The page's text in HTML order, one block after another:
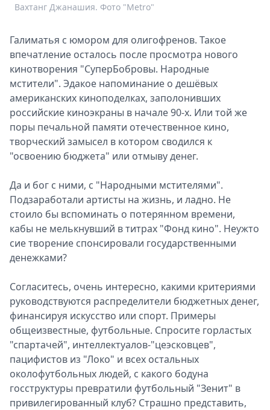
Спецпроекты
Выборы
2026
Скачай
Metro
Вахтанг Джанашия. Фото "Metro"
Галиматья с юмором для олигофренов. Такое
впечатление осталось после просмотра нового
кинотворения "СуперБобровы. Народные
мстители". Эдакое напоминание о дешёвых
американских киноподелках, заполонивших
российские киноэкраны в начале 90-х. Или той же
поры печальной памяти отечественное кино,
творческий замысел в котором сводился к
"освоению бюджета" или отмыву денег.
Да и бог с ними, с "Народными мстителями".
Подзаработали артисты на жизнь, и ладно. Не
стоило бы вспоминать о потерянном времени,
кабы не мелькнувший в титрах "Фонд кино". Неужто
сие творение спонсировали государственными
денежками?
Согласитесь, очень интересно, какими критериями
руководствуются распределители бюджетных денег,
финансируя искусство или спорт. Примеры
общеизвестные, футбольные. Спросите горластых
"спартачей", интеллектуалов-"цеэсковцев",
пацифистов из "Локо" и всех остальных
околофутбольных людей, с какого бодуна
госструктуры превратили футбольный "Зенит" в
привилегированный клуб? Страшно представить,